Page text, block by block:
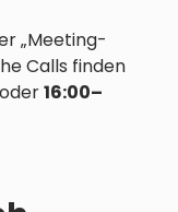
„Meeting-
Calls finden
oder16:00–